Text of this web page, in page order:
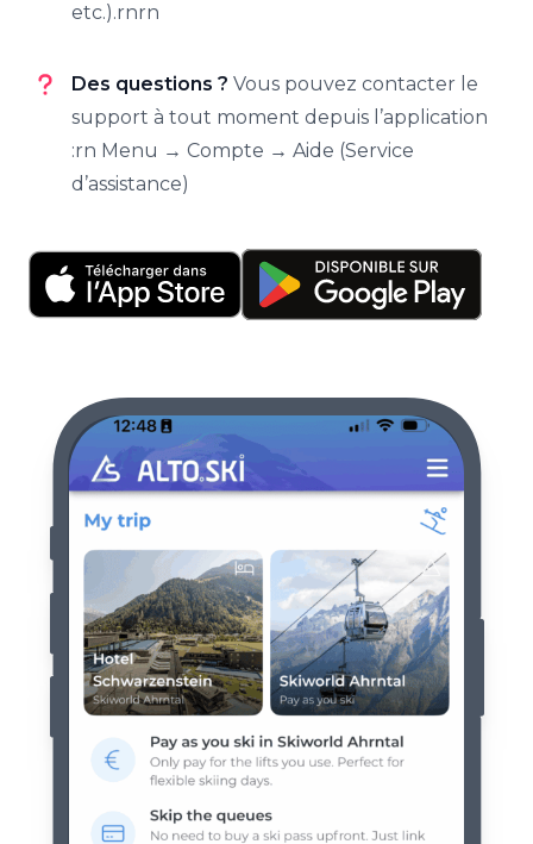
etc.).rnrn
Des questions ? Vous pouvez contacter le
support à tout moment depuis l’application
:rn Menu → Compte → Aide (Service
d’assistance)